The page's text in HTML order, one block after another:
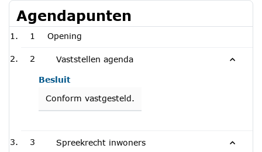
Agendapunten
1 Opening
2 Vaststellen agenda
Besluit
Conform vastgesteld.
3 Spreekrecht inwoners